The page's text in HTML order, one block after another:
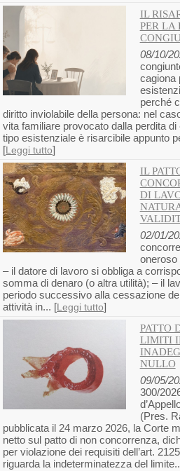
IL
PER LA
08/10/
cagiona
perché
diritto inviolabile della persona: nel
vita familiare provocato dalla perdita
tipo esistenziale è risarcibile appunto
[Leggi tutto]
IL
DI
02/01/
oneroso
– il datore di lavoro si obbliga a
somma di denaro (o altra utilità); – il
periodo successivo alla cessazione
attività in... [Leggi tutto]
PATTO
LIMITI
NULLO
09/05/
300/
(Pres.
pubblicata il 24 marzo 2026, la Corte
netto sul patto di non concorrenza,
per violazione dei requisiti dell’art.
riguarda la indeterminatezza del